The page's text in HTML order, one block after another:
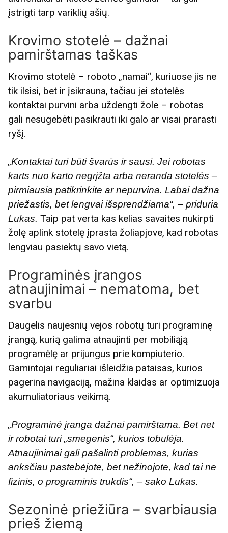
įstrigti tarp variklių ašių.
Krovimo stotelė – dažnai
pamirštamas taškas
Krovimo stotelė – roboto „namai“, kuriuose jis ne
tik ilsisi, bet ir įsikrauna, tačiau jei stotelės
kontaktai purvini arba uždengti žole – robotas
gali nesugebėti pasikrauti iki galo ar visai prarasti
ryšį.
„Kontaktai turi būti švarūs ir sausi. Jei robotas
karts nuo karto negrįžta arba neranda stotelės –
pirmiausia patikrinkite ar nepurvina. Labai dažna
priežastis, bet lengvai išsprendžiama“, – priduria
Lukas. Taip pat verta kas kelias savaites nukirpti
žolę aplink stotelę įprasta žoliapjove, kad robotas
lengviau pasiektų savo vietą.
Programinės įrangos
atnaujinimai – nematoma, bet
svarbu
Daugelis naujesnių vejos robotų turi programinę
įrangą, kurią galima atnaujinti per mobiliąją
programėlę ar prijungus prie kompiuterio.
Gamintojai reguliariai išleidžia pataisas, kurios
pagerina navigaciją, mažina klaidas ar optimizuoja
akumuliatoriaus veikimą.
„Programinė įranga dažnai pamirštama. Bet net
ir robotai turi „smegenis“, kurios tobulėja.
Atnaujinimai gali pašalinti problemas, kurias
anksčiau pastebėjote, bet nežinojote, kad tai ne
fizinis, o programinis trukdis“, – sako Lukas.
Sezoninė priežiūra – svarbiausia
prieš žiemą